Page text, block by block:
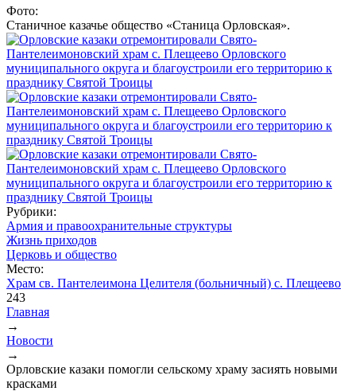
Фото:
Станичное казачье общество «Станица Орловская».
Рубрики:
Армия и правоохранительные структуры
Жизнь приходов
Церковь и общество
Место:
Храм св. Пантелеимона Целителя (больничный) с. Плещеево
243
Вы здесь
Главная
→
Новости
→
Орловские казаки помогли сельскому храму засиять новыми
красками